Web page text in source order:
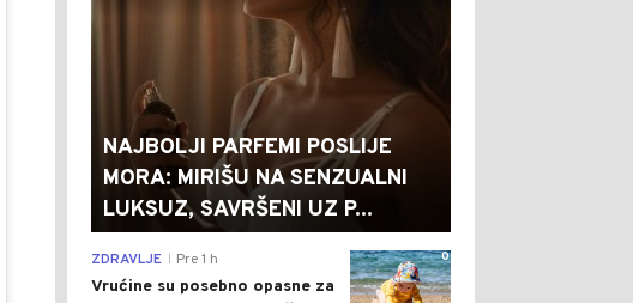
NAJBOLJI PARFEMI POSLIJE
MORA: MIRIŠU NA SENZUALNI
LUKSUZ, SAVRŠENI UZ P...
0
ZDRAVLJE Pre 1 h
Vrućine su posebno opasne za